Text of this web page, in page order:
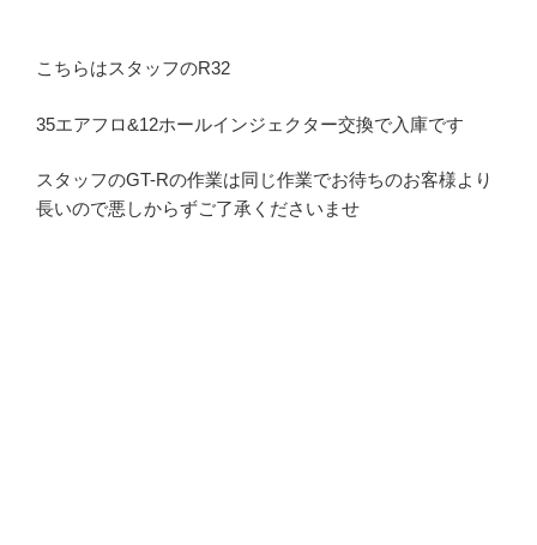
こちらはスタッフのR32
35エアフロ&12ホールインジェクター交換で入庫です
スタッフのGT-Rの作業は同じ作業でお待ちのお客様より
長いので悪しからずご了承くださいませ